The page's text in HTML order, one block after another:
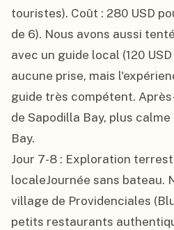
touristes). Coût : 280 USD
de 6). Nous avons aussi
avec un guide local (120
aucune prise, mais
guide très compétent.
de Sapodilla Bay, plus
Bay.
Jour 7-8 : Exploration
localeJournée sans bateau.
village de Providenciales
petits restaurants